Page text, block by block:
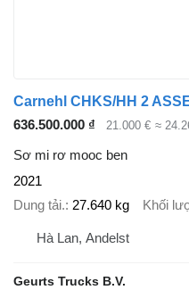
636.500.000 ₫ 21.000 € ≈
Sơ mi rơ mooc ben
2021
Dung tải. 27.640 kg Khối
Hà Lan, Andelst
Geurts Trucks B.V.